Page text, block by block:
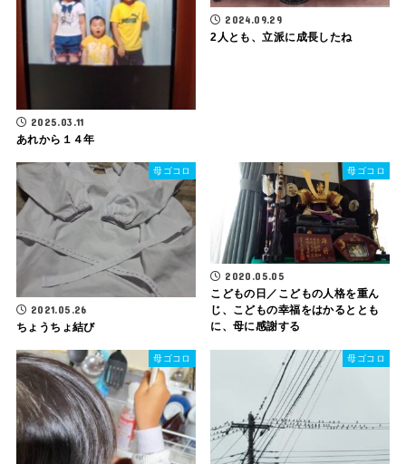
2025.03.11
あれから１４年
2024.09.29
2人とも、立派に成長したね
母ゴコロ
2021.05.26
ちょうちょ結び
母ゴコロ
2020.05.05
こどもの日／こどもの人格を重ん
じ、こどもの幸福をはかるととも
に、母に感謝する
母ゴコロ 母ゴコロ